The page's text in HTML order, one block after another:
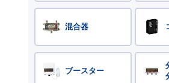
混合器
ブースター